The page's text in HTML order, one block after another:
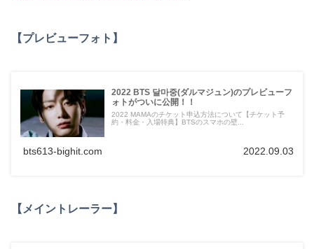
【プレビューフォト】
2022 BTS 달마중(ダルマジュン)のプレビューフ
ォトがついに公開！！
2022 MAMAのチケット申込方法について【チケット予
約・料金・入場特典】BTSのスマホの壁...
bts613-bighit.com 2022.09.03
【メイントレーラー】